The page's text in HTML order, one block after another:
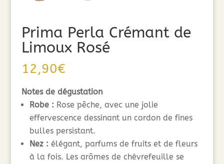
Prima Perla Crémant de
Limoux Rosé
12,90€
Notes de dégustation
Robe : Rose pêche, avec une jolie
effervescence dessinant un cordon de fines
bulles persistant.
Nez : élégant, parfums de fruits et de fleurs
à la fois. Les arômes de chèvrefeuille se